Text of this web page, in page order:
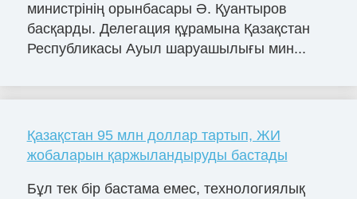
министрінің орынбасары Ә. Қуантыров
басқарды. Делегация құрамына Қазақстан
Республикасы Ауыл шаруашылығы мин...
Қазақстан 95 млн доллар тартып, ЖИ
жобаларын қаржыландыруды бастады
Бұл тек бір бастама емес, технологиялық